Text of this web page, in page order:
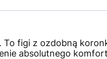
figi z ozdobną
absolutnego